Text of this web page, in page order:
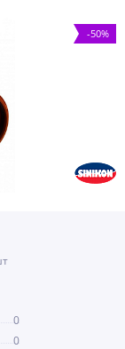
-50%
0
0